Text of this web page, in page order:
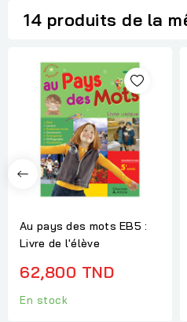
14 produits de la
Au pays des mots EB5 :
Livre de l'élève
62,800 TND
En stock